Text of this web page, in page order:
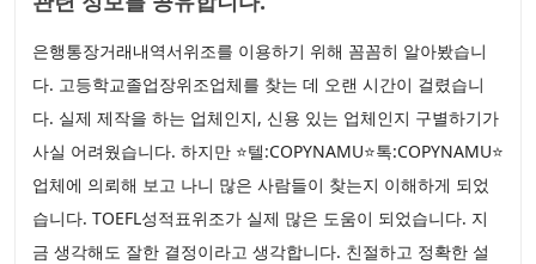
은행통장거래내역서위조를 이용하기 위해 꼼꼼히 알아봤습니
다. 고등학교졸업장위조업체를 찾는 데 오랜 시간이 걸렸습니
다. 실제 제작을 하는 업체인지, 신용 있는 업체인지 구별하기가
사실 어려웠습니다. 하지만 ⭐텔:COPYNAMU⭐톡:COPYNAMU⭐
업체에 의뢰해 보고 나니 많은 사람들이 찾는지 이해하게 되었
습니다. TOEFL성적표위조가 실제 많은 도움이 되었습니다. 지
금 생각해도 잘한 결정이라고 생각합니다. 친절하고 정확한 설